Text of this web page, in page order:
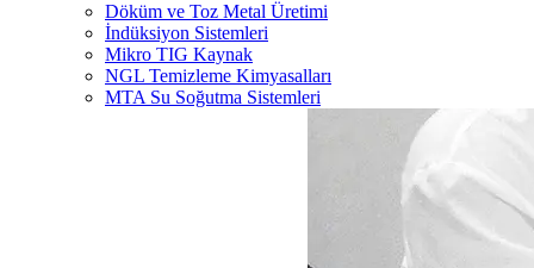
Döküm ve Toz Metal Üretimi
İndüksiyon Sistemleri
Mikro TIG Kaynak
NGL Temizleme Kimyasalları
MTA Su Soğutma Sistemleri